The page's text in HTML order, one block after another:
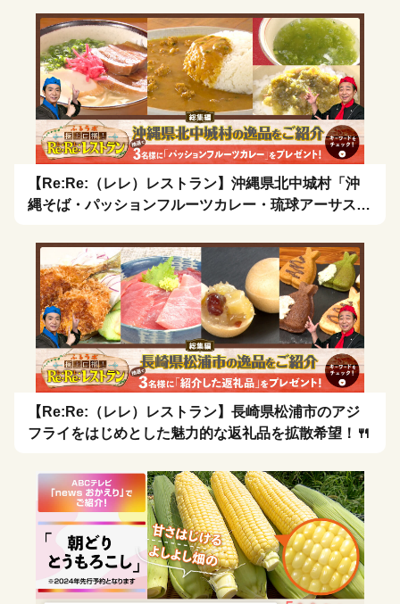
【Re:Re:（レレ）レストラン】沖縄県北中城村「沖
縄そば・パッションフルーツカレー・琉球アーサスー
【Re:Re:（レレ）レストラン】長崎県松浦市のアジ
フライをはじめとした魅力的な返礼品を拡散希望！🍴